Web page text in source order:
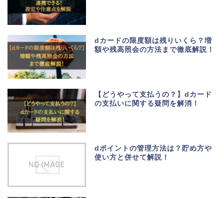
dカードの限度額は残りいくら？増
額や残高照会の方法まで徹底解説！
【どうやって支払うの？】dカード
の支払いに関する疑問を解消！
dポイントの管理方法は？貯め方や
使い方と併せて解説！